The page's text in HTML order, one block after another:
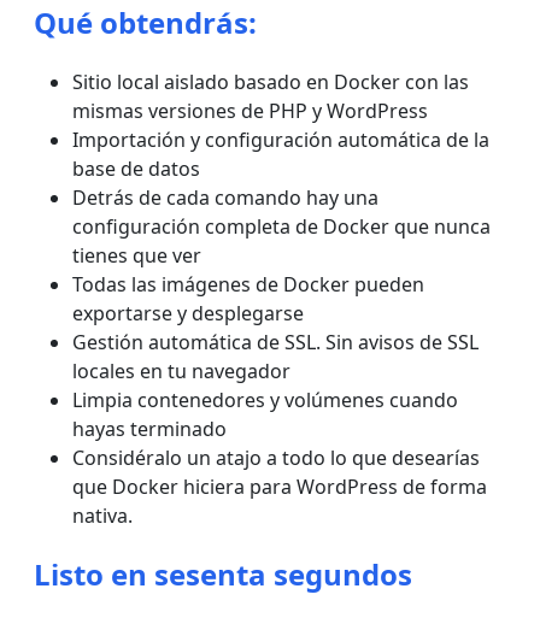
Qué obtendrás:
Sitio local aislado basado en Docker con las
mismas versiones de PHP y WordPress
Importación y configuración automática de la
base de datos
Detrás de cada comando hay una
configuración completa de Docker que nunca
tienes que ver
Todas las imágenes de Docker pueden
exportarse y desplegarse
Gestión automática de SSL. Sin avisos de SSL
locales en tu navegador
Limpia contenedores y volúmenes cuando
hayas terminado
Considéralo un atajo a todo lo que desearías
que Docker hiciera para WordPress de forma
nativa.
Listo en sesenta segundos